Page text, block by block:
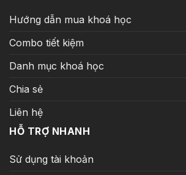
Hướng dẫn mua khoá học
Combo tiết kiệm
Danh mục khoá học
Chia sẻ
Liên hệ
HỖ TRỢ NHANH
Sử dụng tài khoản